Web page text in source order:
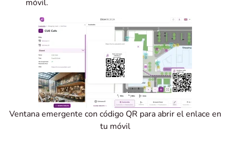
móvil.
Ventana emergente con código QR para abrir el enlace en
tu móvil